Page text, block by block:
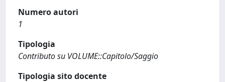
Numero autori
1
Tipologia
Contributo su VOLUME::Capitolo/Saggio
Tipologia sito docente